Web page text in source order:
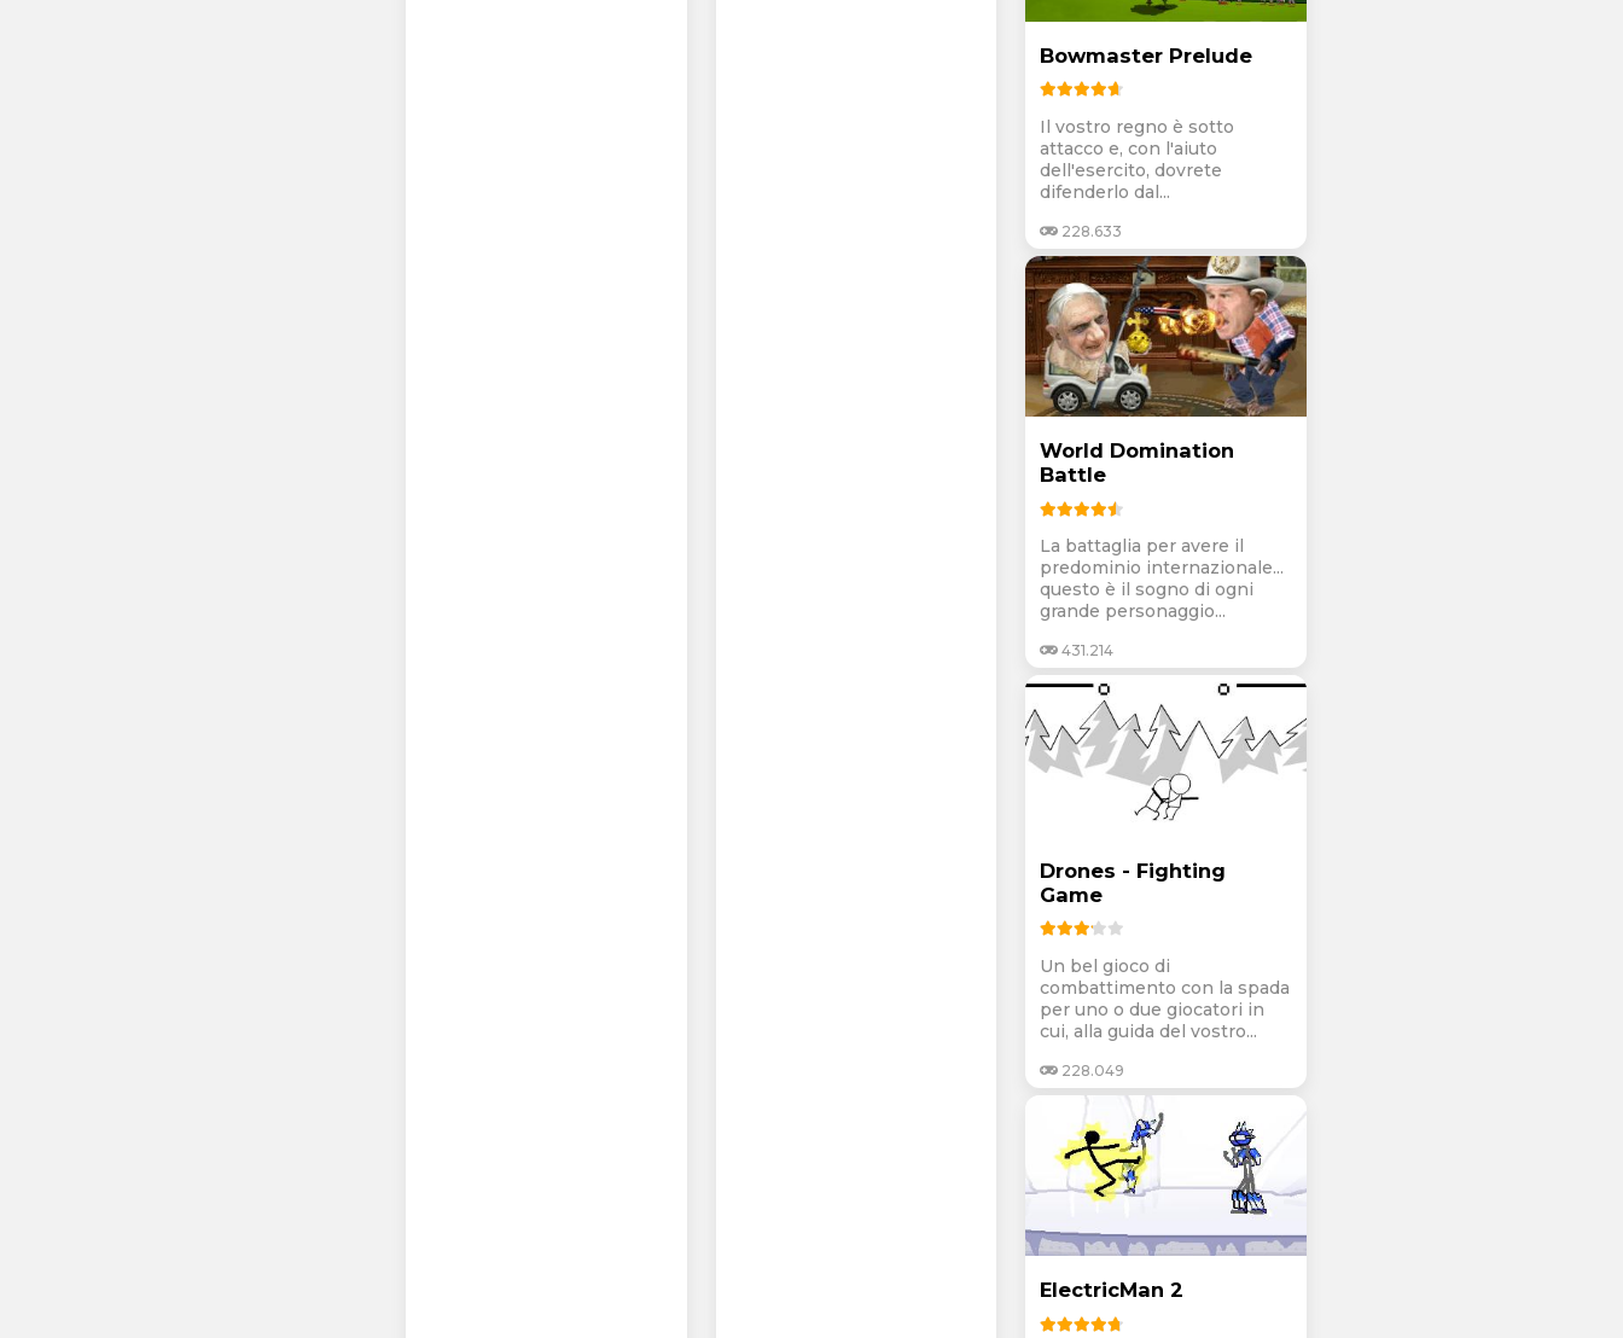
Bowmaster Prelude
Il vostro regno è sotto
attacco e, con l'aiuto
dell'esercito, dovrete
difenderlo dal...
228.633
World Domination
Battle
La battaglia per avere il
predominio internazionale...
questo è il sogno di ogni
grande personaggio...
431.214
Drones - Fighting
Game
Un bel gioco di
combattimento con la spada
per uno o due giocatori in
cui, alla guida del vostro...
228.049
ElectricMan 2